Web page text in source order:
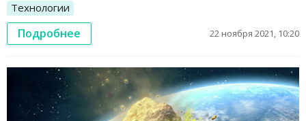
Технологии
Подробнее 22 ноября 2021, 10:20